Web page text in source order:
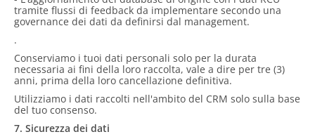
tramite flussi di feedback da implementare secondo una
governance dei dati da definirsi dal management.
.
Conserviamo i tuoi dati personali solo per la durata
necessaria ai fini della loro raccolta, vale a dire per tre (3)
anni, prima della loro cancellazione definitiva.
Utilizziamo i dati raccolti nell'ambito del CRM solo sulla base
del tuo consenso.
7. Sicurezza dei dati